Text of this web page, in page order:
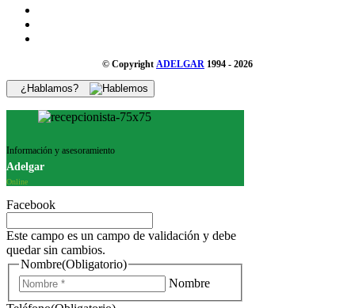
© Copyright ADELGAR 1994 - 2026
¿Hablamos?
Información y asesoramiento
Adelgar
Online
Facebook
Este campo es un campo de validación y debe
quedar sin cambios.
Nombre(Obligatorio)
Nombre